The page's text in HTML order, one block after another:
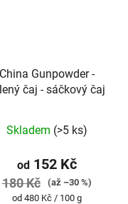
China Gunpowder -
čaj - sáčkový čaj
Skladem (>5 ks)
od152 Kč
180 Kč
(až –30 %)
Měrná
od 480 Kč / 100 g